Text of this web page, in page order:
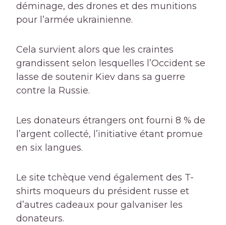
déminage, des drones et des munitions
pour l’armée ukrainienne.
Cela survient alors que les craintes
grandissent selon lesquelles l’Occident se
lasse de soutenir Kiev dans sa guerre
contre la Russie.
Les donateurs étrangers ont fourni 8 % de
l’argent collecté, l’initiative étant promue
en six langues.
Le site tchèque vend également des T-
shirts moqueurs du président russe et
d’autres cadeaux pour galvaniser les
donateurs.